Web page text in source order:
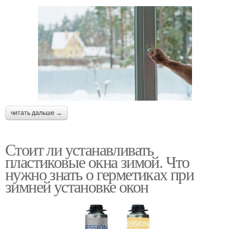
читать дальше →
Стоит ли устанавливать
пластиковые окна зимой. Что
нужно знать о герметиках при
зимней установке окон